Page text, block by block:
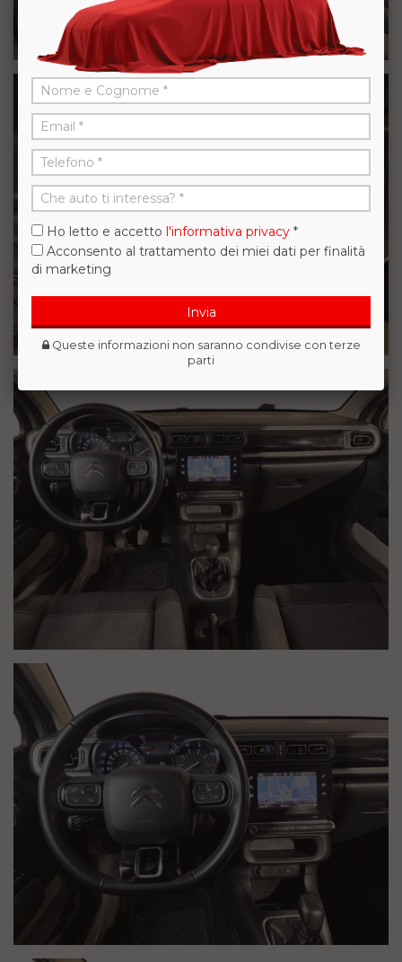
Ho letto e accetto l'informativa privacy *
Acconsento al trattamento dei miei dati per finalità
di marketing
Invia
Queste informazioni non saranno condivise con terze
parti